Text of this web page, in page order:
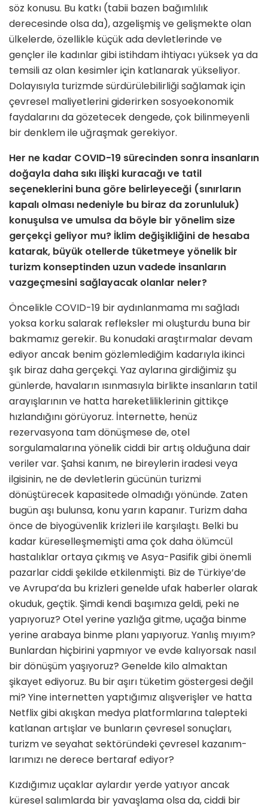
söz konusu. Bu katkı (tabii bazen bağımlılık
derecesin­de olsa da), azgelişmiş ve gelişmekte olan
ülkelerde, özellikle küçük ada dev­letlerinde ve
gençler ile kadınlar gibi istihdam ihtiyacı yüksek ya da
temsili az olan kesimler için katlanarak yükseliyor.
Dolayısıyla turizmde sürdürülebilirliği sağlamak için
çevresel maliyetlerini gi­derirken sosyoekonomik
faydalarını da gözetecek dengede, çok bilinmeyenli
bir denklem ile uğraşmak gerekiyor.
Her ne kadar COVID-19 sürecinden sonra insanların
doğayla daha sıkı iliş­ki kuracağı ve tatil
seçeneklerini buna göre belirleyeceği (sınırların
kapalı olması nedeniyle bu biraz da zorunluluk)
konuşulsa ve umulsa da böyle bir yönelim size
gerçekçi geliyor mu? İklim değişikliğini de hesaba
katarak, büyük otellerde tüketmeye yönelik bir
turizm konseptinden uzun vade­de insanların
vazgeçmesini sağlayacak olanlar neler?
Öncelikle COVID-19 bir aydınlanma­ma mı sağladı
yoksa korku salarak ref­leksler mi oluşturdu buna bir
bakmamız gerekir. Bu konudaki araştırmalar de­vam
ediyor ancak benim gözlemlediğim kadarıyla ikinci
şık biraz daha gerçekçi. Yaz aylarına girdiğimiz şu
günlerde, havaların ısınmasıyla birlikte insanların tatil
arayışlarının ve hatta hareketlilik­lerinin gittikçe
hızlandığını görüyoruz. İnternette, henüz
rezervasyona tam dö­nüşmese de, otel
sorgulamalarına yöne­lik ciddi bir artış olduğuna dair
veriler var. Şahsi kanım, ne bireylerin iradesi veya
ilgisinin, ne de devletlerin gücü­nün turizmi
dönüştürecek kapasitede olmadığı yönünde. Zaten
bugün aşı bu­lunsa, konu yarın kapanır. Turizm daha
önce de biyogüvenlik krizleri ile karşı­laştı. Belki bu
kadar küreselleşmemişti ama çok daha ölümcül
hastalıklar ortaya çıkmış ve Asya-Pasifik gibi önemli
pa­zarlar ciddi şekilde etkilenmişti. Biz de Türkiye’de
ve Avrupa’da bu krizleri ge­nelde ufak haberler olarak
okuduk, geç­tik. Şimdi kendi başımıza geldi, peki ne
yapıyoruz? Otel yerine yazlığa gitme, uçağa binme
yerine arabaya binme pla­nı yapıyoruz. Yanlış mıyım?
Bunlardan hiçbirini yapmıyor ve evde kalıyorsak nasıl
bir dönüşüm yaşıyoruz? Genelde kilo almaktan
şikayet ediyoruz. Bu bir aşırı tüketim göstergesi değil
mi? Yine internetten yaptığımız alışverişler ve hatta
Netflix gibi akışkan medya plat­formlarına talepteki
katlanan artışlar ve bunların çevresel sonuçları,
turizm ve seyahat sektöründeki çevresel kazanım­
larımızı ne derece bertaraf ediyor?
Kız­dığımız uçaklar aylardır yerde yatıyor ancak
küresel salımlarda bir yavaşlama olsa da, ciddi bir